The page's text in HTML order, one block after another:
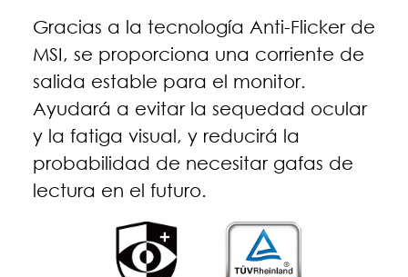
Gracias a la tecnología Anti-Flicker de
MSI, se proporciona una corriente de
salida estable para el monitor.
Ayudará a evitar la sequedad ocular
y la fatiga visual, y reducirá la
probabilidad de necesitar gafas de
lectura en el futuro.